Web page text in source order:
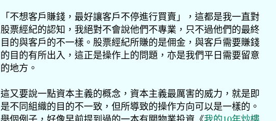
「不想客戶賺錢，最好讓客戶不停進行買賣」，這都是我一直對
股票經紀的認知，我絕對不會說他們不專業，只不過他們的最終
目的與客戶的不一樣。股票經紀所賺的是佣金，與客戶需要賺錢
的目的有所出入，這正是操作上的問題，亦是我們平日需要留意
的地方。
這又要說一點資本主義的概念，資本主義最厲害的威力，就是即
是不同組織的目的不一致，但所導致的操作方向可以是一樣的。